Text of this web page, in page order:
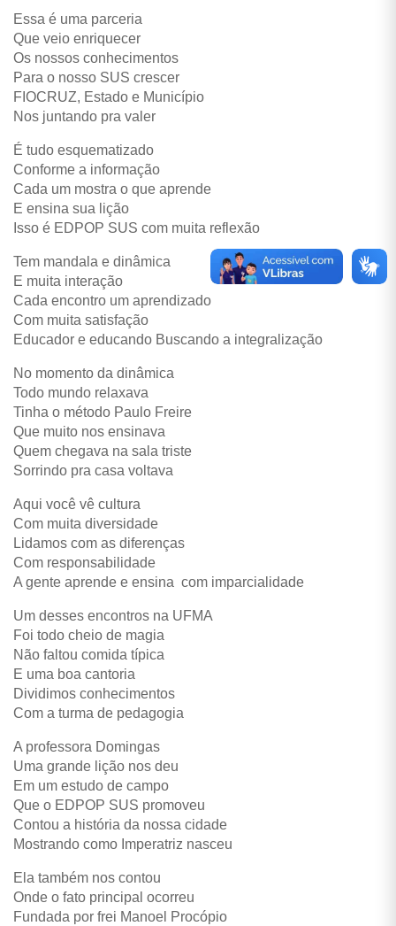
Essa é uma parceria
Que veio enriquecer
Os nossos conhecimentos
Para o nosso SUS crescer
FIOCRUZ, Estado e Município
Nos juntando pra valer
É tudo esquematizado
Conforme a informação
Cada um mostra o que aprende
E ensina sua lição
Isso é EDPOP SUS com muita reflexão
Tem mandala e dinâmica
E muita interação
Cada encontro um aprendizado
Com muita satisfação
Educador e educando Buscando a integralização
No momento da dinâmica
Todo mundo relaxava
Tinha o método Paulo Freire
Que muito nos ensinava
Quem chegava na sala triste
Sorrindo pra casa voltava
Aqui você vê cultura
Com muita diversidade
Lidamos com as diferenças
Com responsabilidade
A gente aprende e ensina com imparcialidade
Um desses encontros na UFMA
Foi todo cheio de magia
Não faltou comida típica
E uma boa cantoria
Dividimos conhecimentos
Com a turma de pedagogia
A professora Domingas
Uma grande lição nos deu
Em um estudo de campo
Que o EDPOP SUS promoveu
Contou a história da nossa cidade
Mostrando como Imperatriz nasceu
Ela também nos contou
Onde o fato principal ocorreu
Fundada por frei Manoel Procópio